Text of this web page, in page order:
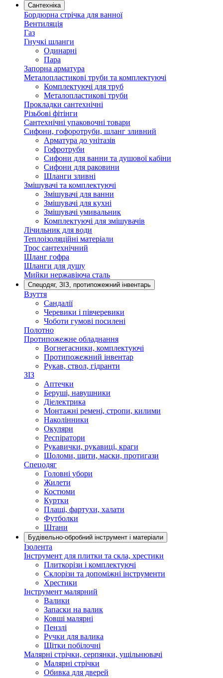
Сантехніка
Бордюрна стрічка для ванної
Вентиляція
Газ
Гнучкі шланги
Одинарні
Пара
Запорна арматура
Металопластикові труби та комплектуючі
Комплектуючі для труб
Металопластикові труби
Прокладки сантехнічні
Різьбові фітінги
Сантехнічні упаковочні товари
Сифони, гофоротруби, шланг зливний
Арматура до унітазів
Гофротруби
Сифони для ванни та душової кабіни
Сифони для раковини
Шланги зливні
Змішувачі та комплектуючі
Змішувачі для ванни
Змішувачі для кухні
Змішувачі умивальник
Комплектуючі для змішувачів
Лічильник для води
Теплоізоляційні матеріали
Трос сантехнічний
Шланг гофра
Шланги для душу
Мийки нержавіюча сталь
Спецодяг, ЗІЗ, протипожежний інвентарь
Взуття
Сандалії
Черевики і півчеревики
Чоботи гумові посилені
Полотно
Протипожежне обладнання
Вогнегасники, комплектуючі
Протипожежний інвентар
Рукав, ствол, гідранти
ЗІЗ
Аптечки
Беруші, навушники
Діелектрика
Монтажні ремені, стропи, килими
Наколінники
Окуляри
Респіратори
Рукавички, рукавиці, краги
Шоломи, щити, маски, протигази
Спецодяг
Головні убори
Жилети
Костюми
Куртки
Плащі, фартухи, халати
Футболки
Штани
Будівельно-обробний інструмент і матеріали
Ізолента
Інструмент для плитки та скла, хрестики
Плиткорізи і комплектуючі
Склорізи та допоміжні інструменти
Хрестики
Інструмент малярний
Валики
Запаски на валик
Ковші малярні
Пензлі
Ручки для валика
Щітки побілочні
Малярні стрічки, серпянки, ущільнювачі
Малярні стрічки
Обивка для дверей